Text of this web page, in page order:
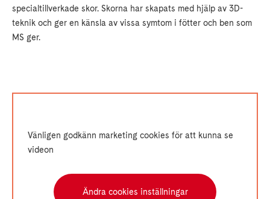
specialtillverkade skor. Skorna har skapats med hjälp av 3D-
teknik och ger en känsla av vissa symtom i fötter och ben som
MS ger.
Vänligen godkänn marketing cookies för att kunna se
videon
Ändra cookies inställningar